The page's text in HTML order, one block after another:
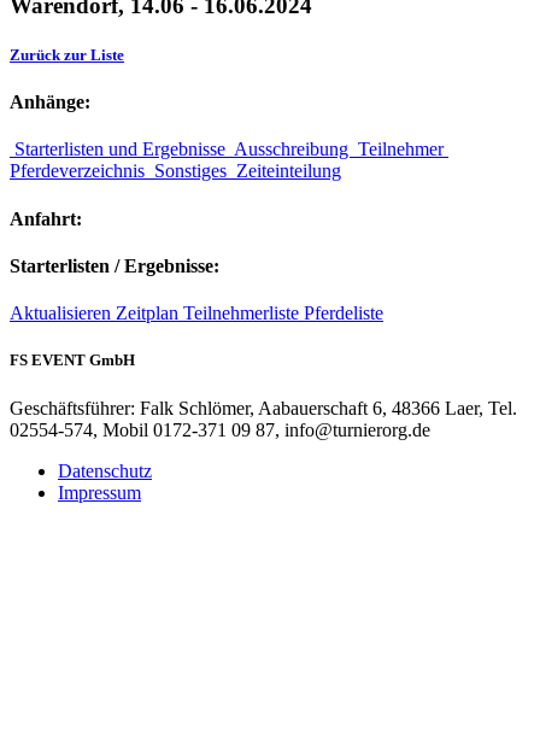
Warendorf, 14.06 - 16.06.2024
Zurück zur Liste
Anhänge:
Starterlisten und Ergebnisse Ausschreibung Teilnehmer
Pferdeverzeichnis Sonstiges Zeiteinteilung
Anfahrt:
Starterlisten / Ergebnisse:
Aktualisieren Zeitplan Teilnehmerliste Pferdeliste
FS EVENT GmbH
Geschäftsführer: Falk Schlömer, Aabauerschaft 6, 48366 Laer, Tel.
02554-574, Mobil 0172-371 09 87, info@turnierorg.de
Datenschutz
Impressum